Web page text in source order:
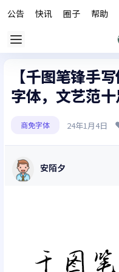
公告 快讯 圈子 帮助
【千图笔锋手
字体，文艺范十
商免字体 24年1月4日
安陌夕